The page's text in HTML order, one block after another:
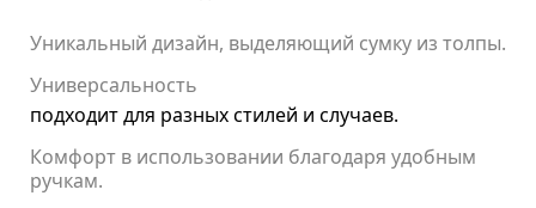
Уникальный дизайн, выделяющий сумку из толпы.
Универсальность
подходит для разных стилей и случаев.
Комфорт в использовании благодаря удобным
ручкам.